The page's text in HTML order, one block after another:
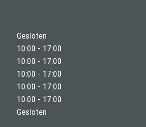
Gesloten
10:00 - 17:00
10:00 - 17:00
10:00 - 17:00
10:00 - 17:00
10:00 - 17:00
Gesloten